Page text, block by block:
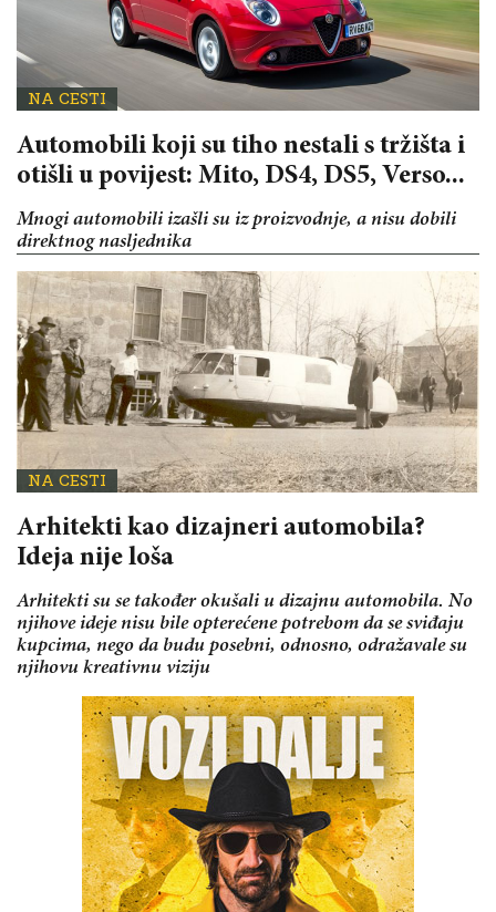
NA CESTI
Automobili koji su tiho nestali s tržišta i
otišli u povijest: Mito, DS4, DS5, Verso...
Mnogi automobili izašli su iz proizvodnje, a nisu dobili
direktnog nasljednika
NA CESTI
Arhitekti kao dizajneri automobila?
Ideja nije loša
Arhitekti su se također okušali u dizajnu automobila. No
njihove ideje nisu bile opterećene potrebom da se sviđaju
kupcima, nego da budu posebni, odnosno, odražavale su
njihovu kreativnu viziju